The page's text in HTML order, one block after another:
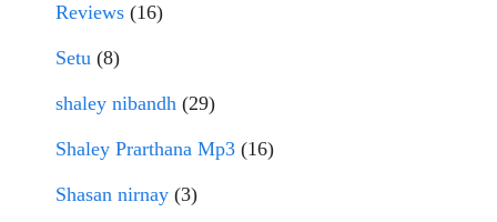
Reviews (16)
Setu (8)
shaley nibandh (29)
Shaley Prarthana Mp3 (16)
Shasan nirnay (3)